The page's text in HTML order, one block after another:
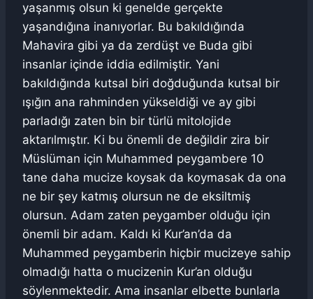
yaşanmış olsun ki genelde gerçekte
yaşandığına inanıyorlar. Bu bakıldığında
Mahavira gibi ya da zerdüşt ve Buda gibi
insanlar içinde iddia edilmiştir. Yani
bakıldığında kutsal biri doğduğunda kutsal bir
ışığın ana rahminden yükseldiği ve ay gibi
parladığı zaten bin bir türlü mitolojide
aktarılmıştır. Ki bu önemli de değildir zira bir
Müslüman için Muhammed peygambere 10
tane daha mucize koysak da koymasak da ona
ne bir şey katmış olursun ne de eksiltmiş
olursun. Adam zaten peygamber olduğu için
önemli bir adam. Kaldı ki Kur’an’da da
Muhammed peygamberin hiçbir mucizeye sahip
olmadığı hatta o mucizenin Kur’an olduğu
söylenmektedir. Ama insanlar elbette bunlarla